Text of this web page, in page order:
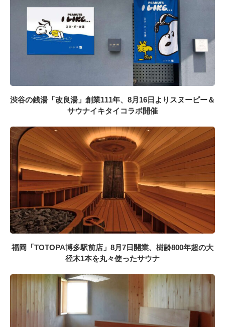
渋谷の銭湯「改良湯」創業111年、8月16日よりスヌーピー＆
サウナイキタイコラボ開催
福岡「TOTOPA博多駅前店」8月7日開業、樹齢800年超の大
径木1本を丸々使ったサウナ